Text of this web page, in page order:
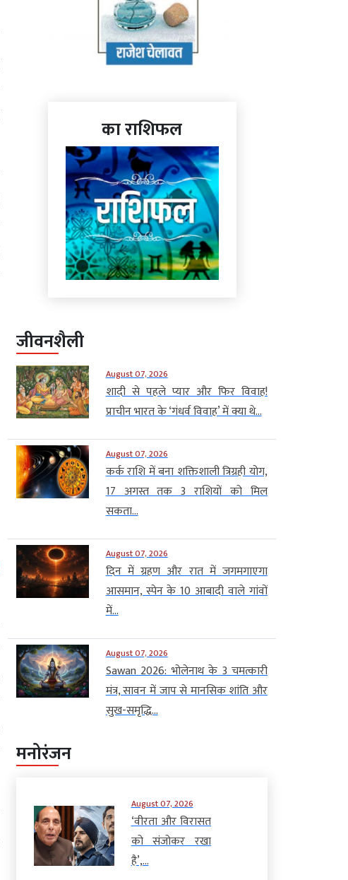
का राशिफल
जीवनशैली
August 07, 2026
शादी से पहले प्यार और फिर विवाह!
प्राचीन भारत के ‘गंधर्व विवाह’ में क्या थे...
August 07, 2026
कर्क राशि में बना शक्तिशाली त्रिग्रही योग,
17 अगस्त तक 3 राशियों को मिल
सकता...
August 07, 2026
दिन में ग्रहण और रात में जगमगाएगा
आसमान, स्पेन के 10 आबादी वाले गांवों
में...
August 07, 2026
Sawan 2026: भोलेनाथ के 3 चमत्कारी
मंत्र, सावन में जाप से मानसिक शांति और
सुख-समृद्धि...
मनोरंजन
August 07, 2026
‘वीरता और विरासत
को संजोकर रखा
है’,...